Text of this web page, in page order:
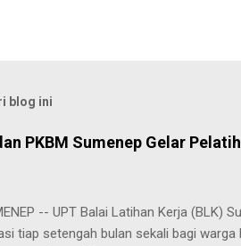
blog ini
PKBM Sumenep Gelar
-- UPT Balai Latihan Kerja (BLK)
tiap setengah bulan sekali bagi